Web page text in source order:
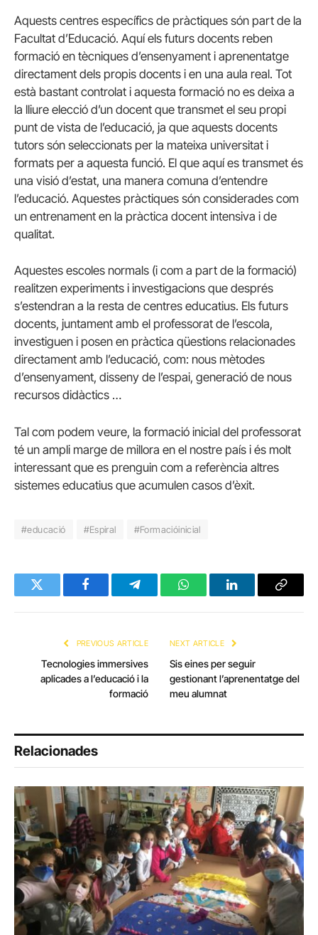
Aquests centres específics de pràctiques són part de la
Facultat d’Educació. Aquí els futurs docents reben
formació en tècniques d’ensenyament i aprenentatge
directament dels propis docents i en una aula real. Tot
està bastant controlat i aquesta formació no es deixa a
la lliure elecció d’un docent que transmet el seu propi
punt de vista de l’educació, ja que aquests docents
tutors són seleccionats per la mateixa universitat i
formats per a aquesta funció. El que aquí es transmet és
una visió d’estat, una manera comuna d’entendre
l’educació. Aquestes pràctiques són considerades com
un entrenament en la pràctica docent intensiva i de
qualitat.
Aquestes escoles normals (i com a part de la formació)
realitzen experiments i investigacions que després
s’estendran a la resta de centres educatius. Els futurs
docents, juntament amb el professorat de l’escola,
investiguen i posen en pràctica qüestions relacionades
directament amb l’educació, com: nous mètodes
d’ensenyament, disseny de l’espai, generació de nous
recursos didàctics …
Tal com podem veure, la formació inicial del professorat
té un ampli marge de millora en el nostre país i és molt
interessant que es prenguin com a referència altres
sistemes educatius que acumulen casos d’èxit.
#educació #Espiral #Formacióinicial
Twitter FacebookTelegramWhatsAppLinkedInCopy
PREVIOUS ARTICLE
Tecnologies immersives
aplicades a l’educació i la
formació
NEXT ARTICLE
Sis eines per seguir
gestionant l’aprenentatge del
meu alumnat
Relacionades